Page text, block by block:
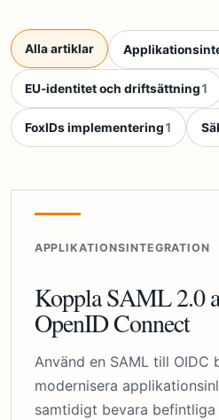
Alla artiklar
EU-identitet och driftsättning1
FoxIDs implementering1
APPLIKATIONSINTEGRATION
Koppla SAML 2.0
OpenID Connect
Använd en SAML till OIDC
modernisera
samtidigt bevara